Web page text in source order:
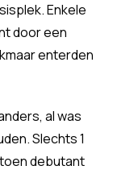
Enkele
door een
enterden
al was
Slechts 1
debutant